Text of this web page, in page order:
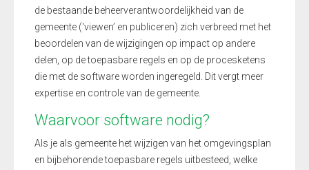
de bestaande beheerverantwoordelijkheid van de
gemeente (‘viewen’ en publiceren) zich verbreed met het
beoordelen van de wijzigingen op impact op andere
delen, op de toepasbare regels en op de procesketens
die met de software worden ingeregeld. Dit vergt meer
expertise en controlevan de gemeente
Waarvoor software nodig?
Als je als gemeente het wijzigen van het omgevingsplan
en bijbehorende toepasbare regels uitbesteed, welke